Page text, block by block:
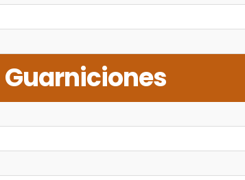
Guarniciones